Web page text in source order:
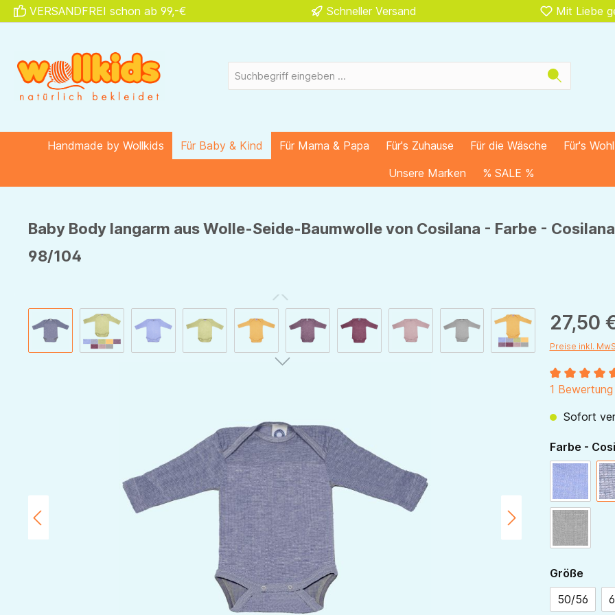
Zur Hauptnavigation springen
VERSANDFREI schon ab 99,-€ Schneller Versand Mit Liebe
Handmade by Wollkids Für Baby & Kind Für Mama & Papa Für's Zuhause Für die Wäsche Für's
Unsere Marken
% SALE %
Baby Body langarm aus Wolle-Seide-Baumwolle von Cosilana - Farbe -
98/104
Bildergalerie überspringen 27,50
Preise inkl.
1 Bewertung
Sofort
Farbe -
blau-
grau-
Größe
50/56